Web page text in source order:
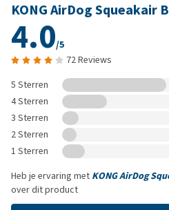
KONG AirDog Squeakair
4.0/5
72 Reviews
5 Sterren
4 Sterren
3 Sterren
2 Sterren
1 Sterren
Heb je ervaring met KONG AirDog
over dit product